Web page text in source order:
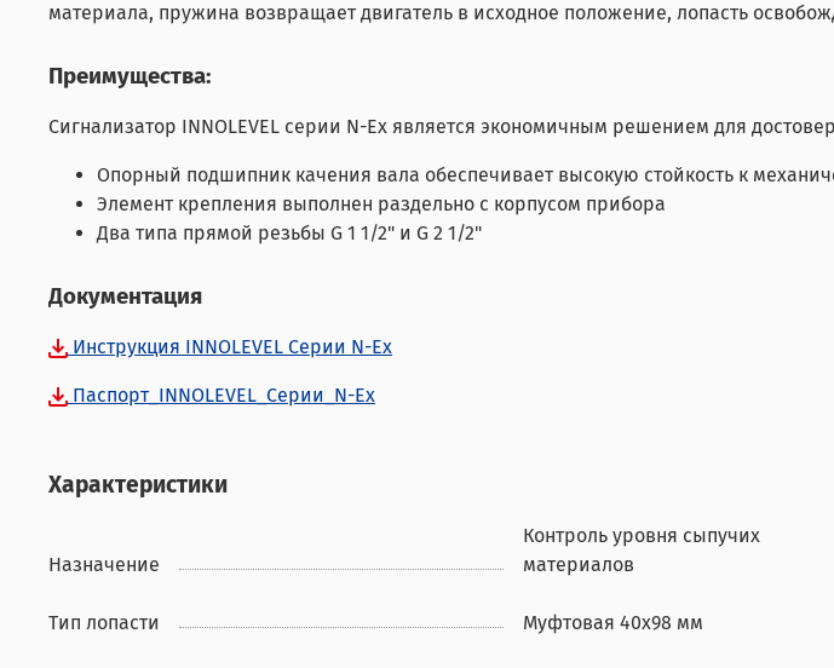
материала, пружина возвращает двигатель в исходное положение, лопасть
Преимущества:
Сигнализатор INNOLEVEL cерии N-Ex является экономичным решением для
Опорный подшипник качения вала обеспечивает высокую стойкость к
Элемент крепления выполнен раздельно с корпусом прибора
Два типа прямой резьбы G 1 1/2" и G 2 1/2"
Документация
Инструкция INNOLEVEL Серии N-Ex
Паспорт_INNOLEVEL_Серии_N-Ex
Характеристики
Назначение
Контроль уровня сыпучих
материалов
Тип лопасти Муфтовая 40x98 мм